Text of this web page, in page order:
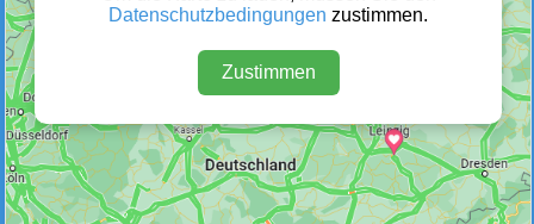
Defektes Fahrzeug
Datenschutzbedingungen zustimmen.
Zustimmen